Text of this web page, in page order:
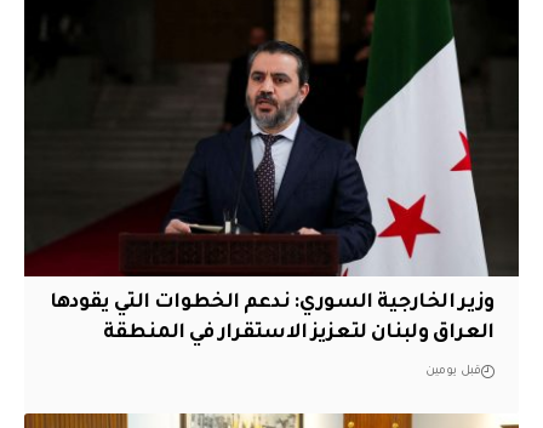
وزير الخارجية السوري: ندعم الخطوات التي يقودها
العراق ولبنان لتعزيز الاستقرار في المنطقة
قبل يومين